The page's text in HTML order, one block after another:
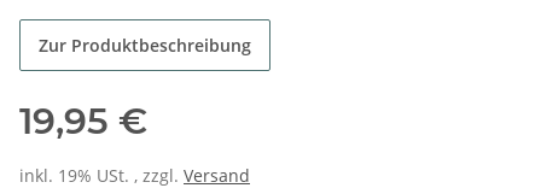
Zur Produktbeschreibung
19,95 €
inkl. 19% USt. , zzgl. Versand